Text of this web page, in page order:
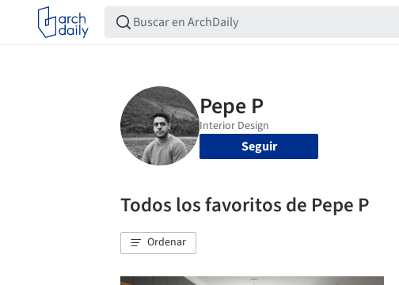
Seguir
Todos los favoritos de Pepe P
Ordenar